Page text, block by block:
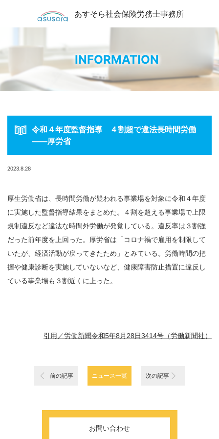
あすそら社会保険労務士事務所
INFORMATION
令和４年度監督指導 ４割超で違法長時間労働
――厚労省
2023.8.28
厚生労働省は、長時間労働が疑われる事業場を対象に令和４年度
に実施した監督指導結果をまとめた。４割を超える事業場で上限
規制違反など違法な時間外労働が発覚している。違反率は３割強
だった前年度を上回った。厚労省は「コロナ禍で雇用を制限して
いたが、経済活動が戻ってきたため」とみている。労働時間の把
握や健康診断を実施していないなど、健康障害防止措置に違反し
ている事業場も３割近くに上った。
引用／労働新聞令和5年8月28日3414号（労働新聞社）
前の記事 ニュース一覧 次の記事
お問い合わせ